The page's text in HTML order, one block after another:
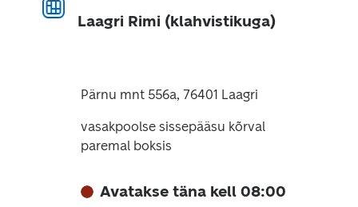
Laagri Rimi (klahvistikuga)
Pärnu mnt 556a, 76401 Laagri
vasakpoolse sissepääsu kõrval
paremal boksis
Avatakse täna kell 08:00